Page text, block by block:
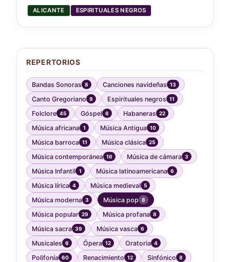
REPERTORIOS
Bandas Sonoras 8 Canciones navideñas 13
Canto Gregoriano 9 Espirituales negros 11
Folclore 45 Góspel 6 Habaneras 22
Música africana 1 Música Antigua 10
Música barroca 11 Música clásica 25
Música contemporánea 16 Música de cámara 3
Música Infantil 1 Música latinoamericana 6
Música lírica 4 Música medieval 5
Música moderna 3 Música pop 8
Música popular 29 Música profana 8
Música sacra 39 Música vasca 6
Musicales 6 Ópera 12 Oratoria 4
Polifonía 60 Renacimiento 12 Sinfónico 8
ALICANTE ESPIRITUALES NEGROS